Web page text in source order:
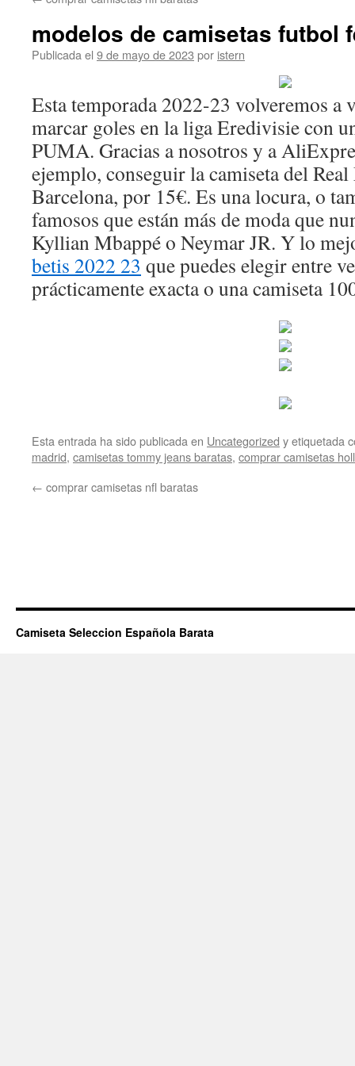
modelos de camisetas futbol
Publicada el 9 de mayo de 2023 por istern
Esta temporada 2022-23 volveremos a
marcar goles en la liga Eredivisie con
PUMA. Gracias a nosotros y a
ejemplo, conseguir la camiseta del
Barcelona, por 15€. Es una locura, o
famosos que están más de moda que
Kyllian Mbappé o Neymar JR. Y lo
betis 2022 23 que puedes elegir entre
prácticamente exacta o una camiseta
Esta entrada ha sido publicada en Uncategorized y etiquetada
madrid, camisetas tommy jeans baratas, comprar camisetas
← comprar camisetas nfl baratas
Camiseta Seleccion Española Barata